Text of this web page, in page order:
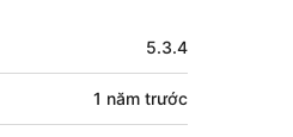
5.3.4
1 năm trước